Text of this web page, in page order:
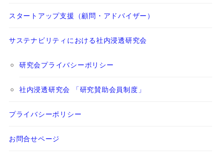
スタートアップ支援（顧問・アドバイザー）
サステナビリティにおける社内浸透研究会
研究会プライバシーポリシー
社内浸透研究会 「研究賛助会員制度」
プライバシーポリシー
お問合せページ